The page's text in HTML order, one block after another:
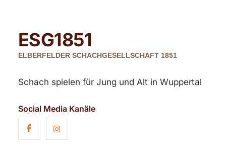
ESG1851
ELBERFELDER SCHACHGESELLSCHAFT 1851
Schach spielen für Jung und Alt in Wuppertal
Social Media Kanäle